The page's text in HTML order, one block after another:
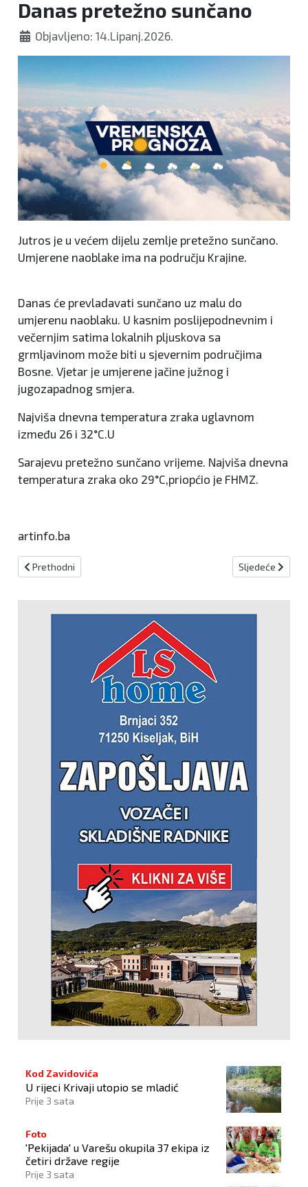
Danas pretežno sunčano
Objavljeno: 14.Lipanj.2026.
Jutros je u većem dijelu zemlje pretežno sunčano.
Umjerene naoblake ima na području Krajine.
Danas će prevladavati sunčano uz malu do
umjerenu naoblaku. U kasnim poslijepodnevnim i
večernjim satima lokalnih pljuskova sa
grmljavinom može biti u sjevernim područjima
Bosne. Vjetar je umjerene jačine južnog i
jugozapadnog smjera.
Najviša dnevna temperatura zraka uglavnom
između 26 i 32°C.U
Sarajevu pretežno sunčano vrijeme. Najviša dnevna
temperatura zraka oko 29°C,priopćio je FHMZ.
artinfo.ba
Prethodni članak: Radarske kontrole za 14.06.
Prethodni Sljedeći
Sljedeće
Kod Zavidovića
U rijeci Krivaji utopio se mladić
Prije 3 sata
Foto
'Pekijada' u Varešu okupila 37 ekipa iz
četiri države regije
Prije 3 sata